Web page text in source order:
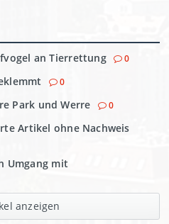
an Tierrettung 0
0
Park und Werre 0
Artikel ohne Nachweis
Umgang mit
anzeigen